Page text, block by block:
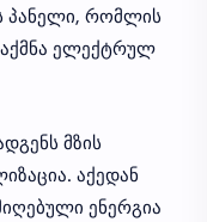
პანელი, რომლის
ელექტრულ
მზის
აქედან
ენერგია